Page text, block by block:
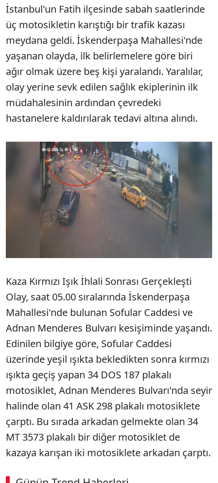
İstanbul'un Fatih ilçesinde sabah saatlerinde
üç motosikletin karıştığı bir trafik kazası
meydana geldi. İskenderpaşa Mahallesi'nde
yaşanan olayda, ilk belirlemelere göre biri
ağır olmak üzere beş kişi yaralandı. Yaralılar,
olay yerine sevk edilen sağlık ekiplerinin ilk
müdahalesinin ardından çevredeki
hastanelere kaldırılarak tedavi altına alındı.
Kaza Kırmızı Işık İhlali Sonrası Gerçekleşti
Olay, saat 05.00 sıralarında İskenderpaşa
Mahallesi'nde bulunan Sofular Caddesi ve
Adnan Menderes Bulvarı kesişiminde yaşandı.
Edinilen bilgiye göre, Sofular Caddesi
üzerinde yeşil ışıkta bekledikten sonra kırmızı
ışıkta geçiş yapan 34 DOS 187 plakalı
motosiklet, Adnan Menderes Bulvarı'nda seyir
halinde olan 41 ASK 298 plakalı motosiklete
çarptı. Bu sırada arkadan gelmekte olan 34
MT 3573 plakalı bir diğer motosiklet de
kazaya karışan iki motosiklete arkadan çarptı.